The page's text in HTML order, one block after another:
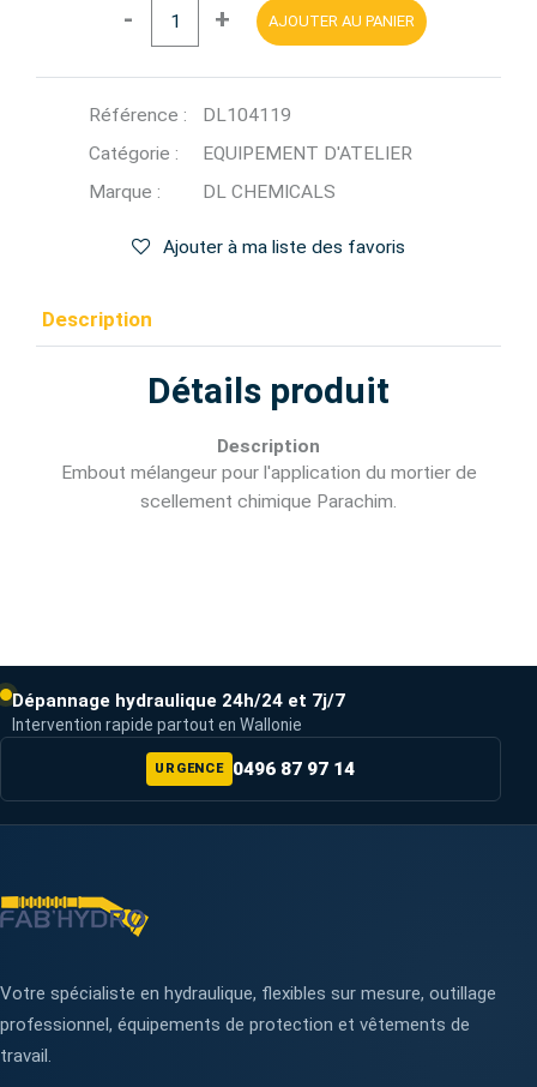
- + AJOUTER AU PANIER
Référence :
DL104119
Catégorie :
EQUIPEMENT D'ATELIER
Marque :
DL CHEMICALS
Ajouter à ma liste des favoris
Description
Détails produit
Description
Embout mélangeur pour l'application du mortier de
scellement chimique Parachim.
Dépannage hydraulique 24h/24 et 7j/7
Intervention rapide partout en Wallonie
URGENCE 0496 87 97 14
Votre spécialiste en hydraulique, flexibles sur mesure, outillage
professionnel, équipements de protection et vêtements de
travail.